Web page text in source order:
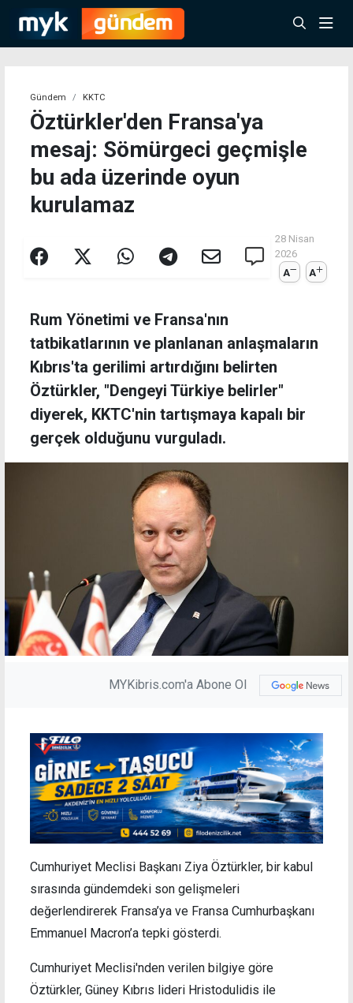
Gündem KKTC
Öztürkler'den Fransa'ya
mesaj: Sömürgeci geçmişle
bu ada üzerinde oyun
kurulamaz
28 Nisan
2026
A
A
Rum Yönetimi ve Fransa'nın
tatbikatlarının ve planlanan anlaşmaların
Kıbrıs'ta gerilimi artırdığını belirten
Öztürkler, "Dengeyi Türkiye belirler"
diyerek, KKTC'nin tartışmaya kapalı bir
gerçek olduğunu vurguladı.
MYKibris.com'a Abone Ol
Cumhuriyet Meclisi Başkanı Ziya Öztürkler, bir kabul
sırasında gündemdeki son gelişmeleri
değerlendirerek Fransa’ya ve Fransa Cumhurbaşkanı
Emmanuel Macron’a tepki gösterdi.
Cumhuriyet Meclisi'nden verilen bilgiye göre
Öztürkler, Güney Kıbrıs lideri Hristodulidis ile